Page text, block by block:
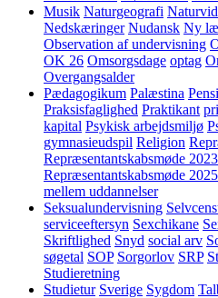
Musik Naturgeografi
Nedskæringer Nudansk Ny
Observation af undervisning
OK 26 Omsorgsdage optag
Overgangsalder
Pædagogikum Palæstina
Praksisfaglighed Praktikant
kapital Psykisk arbejdsmiljø
gymnasieudspil Religion
Repræsentantskabsmøde 2023
Repræsentantskabsmøde 2025
mellem uddannelser
Seksualundervisning
serviceeftersyn Sexchikane
Skriftlighed Snyd social arv
søgetal SOP Sorgorlov SRP
Studieretning
Studietur Sverige Sygdom